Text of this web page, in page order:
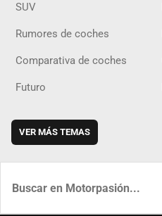
SUV
Rumores de coches
Comparativa de coches
Futuro
VER MÁS TEMAS